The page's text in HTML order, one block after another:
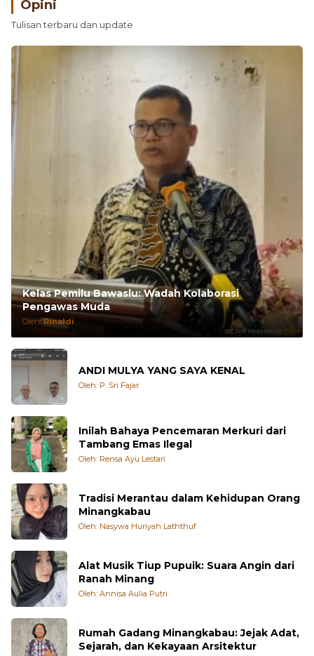
Tulisan terbaru dan update
Kelas Pemilu Bawaslu: Wadah Kolaborasi
Pengawas Muda
Oleh:Rinaldi
Oleh: P. Sri Fajar
Tambang Emas Ilegal
Oleh: Rensa Ayu Lestari
Minangkabau
Oleh: Nasywa Huriyah Laththuf
Ranah Minang
Oleh: Annisa Aulia Putri
Sejarah, dan Kekayaan Arsitektur
Oleh: Muhammad Thariq Aulta